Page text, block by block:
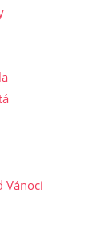
Vánoci